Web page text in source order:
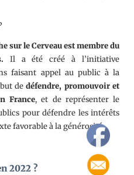
sur le Cerveau est membre du
Il a été créé à l’initiative
faisant appel au public à la
but dedéfendre, promouvoir et
France, et de représenter le
pour défendre les intérêts
favorable à la générosité.
2022 ?